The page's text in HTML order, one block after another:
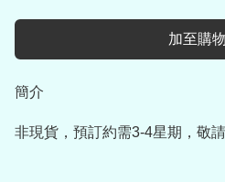
加至購
簡介
非現貨，預訂約需3-4星期，敬